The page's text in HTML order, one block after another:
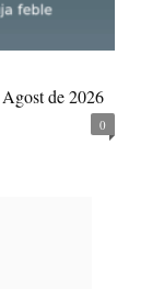
de 2026
0